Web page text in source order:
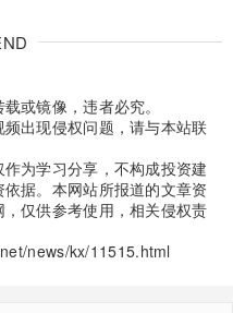
或镜像，违者必究。
出现侵权问题，请与本站联
为学习分享，不构成投资建
据。本网站所报道的文章资
仅供参考使用，相关侵权责
news/kx/11515.html